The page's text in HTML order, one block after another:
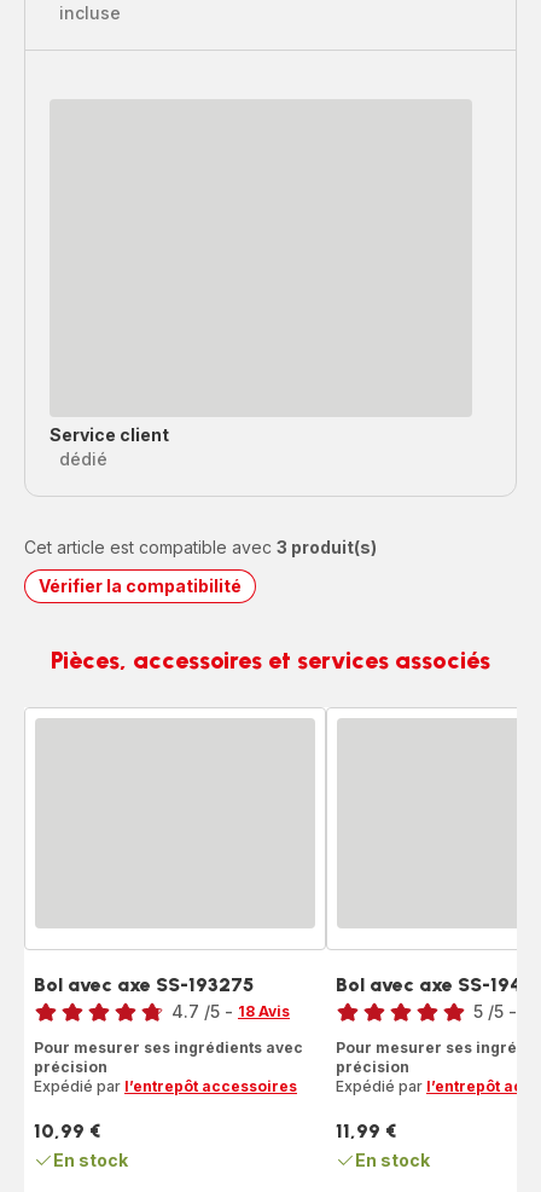
incluse
Service client
dédié
Cet article est compatible avec 3 produit(s)
Vérifier la compatibilité
Pièces, accessoires et services associés
Bol avec axe SS-193275
Note
4.7 /5 - 18 Avis
Pour mesurer ses ingrédients avec
précision
Expédié par l’entrepôt accessoires
Prix
10,99 €
En stock
Bol avec axe SS-
Note
5
étoiles
5 /5 -
Pour mesurer ses
précision
Expédié par l’entrepôt
Prix
11,99 €
En stock